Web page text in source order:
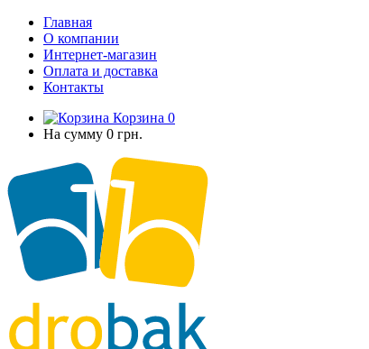
Главная
О компании
Интернет-магазин
Оплата и доставка
Контакты
Корзина 0
На сумму 0 грн.